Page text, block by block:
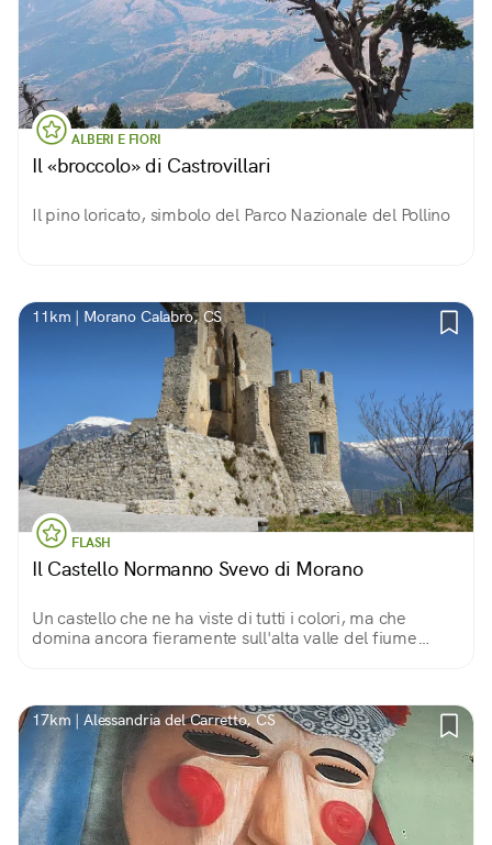
ALBERI E FIORI
Il «broccolo» di Castrovillari
Il pino loricato, simbolo del Parco Nazionale del Pollino
11km | Morano Calabro, CS
FLASH
Il Castello Normanno Svevo di Morano
Un castello che ne ha viste di tutti i colori, ma che
domina ancora fieramente sull'alta valle del fiume
17km | Alessandria del Carretto, CS